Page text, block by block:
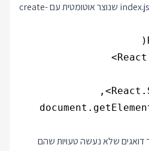
הלכתי להעיף מבט בקוד של index.js שנוצר אוטומטית עם create-
דואגים שלא נעשה טעויות שהם